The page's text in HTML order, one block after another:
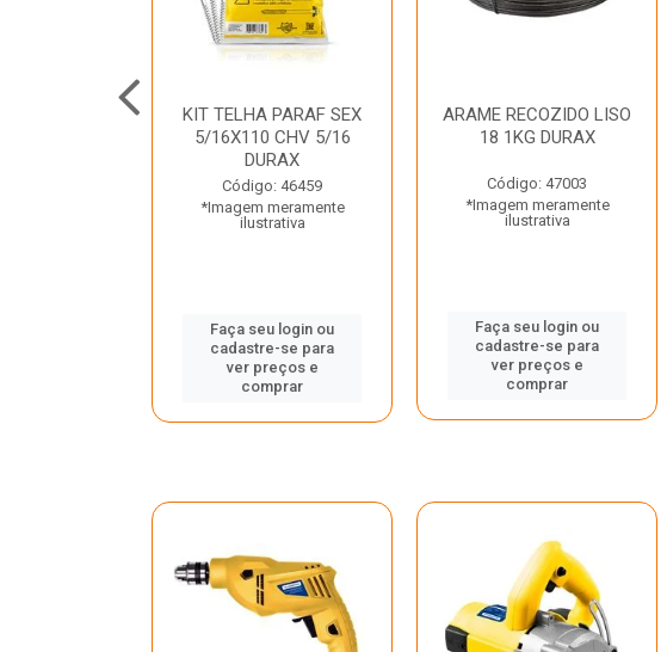
KIT TELHA PARAF SEX
5/16X110 CHV 5/16
DURAX
Código: 46459
*Imagem meramente
ilustrativa
Faça seu login ou
cadastre-se para
ver preços e
comprar
ARAME RECOZIDO LISO
18 1KG DURAX
Código: 47003
*Imagem meramente
ilustrativa
Faça seu login ou
cadastre-se para
ver preços e
comprar